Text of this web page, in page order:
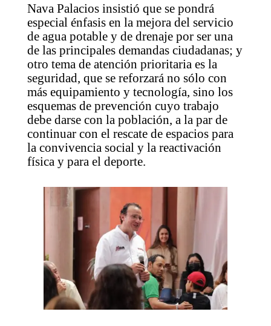
Nava Palacios insistió que se pondrá
especial énfasis en la mejora del servicio
de agua potable y de drenaje por ser una
de las principales demandas ciudadanas; y
otro tema de atención prioritaria es la
seguridad, que se reforzará no sólo con
más equipamiento y tecnología, sino los
esquemas de prevención cuyo trabajo
debe darse con la población, a la par de
continuar con el rescate de espacios para
la convivencia social y la reactivación
física y para el deporte.